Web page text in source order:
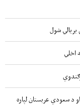
بريالي شول
اخلي
د سعودي عربستان لپاره